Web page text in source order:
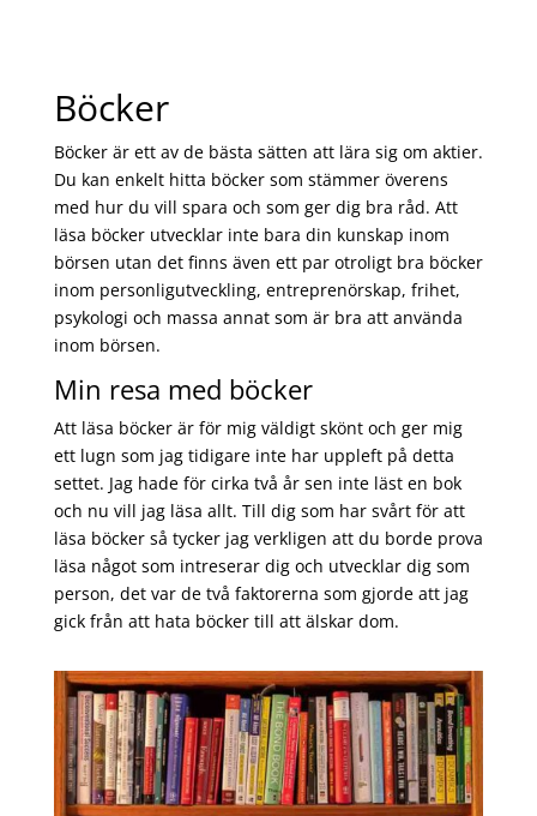
Böcker
Böcker är ett av de bästa sätten att lära sig om aktier.
Du kan enkelt hitta böcker som stämmer överens
med hur du vill spara och som ger dig bra råd. Att
läsa böcker utvecklar inte bara din kunskap inom
börsen utan det finns även ett par otroligt bra böcker
inom personligutveckling, entreprenörskap, frihet,
psykologi och massa annat som är bra att använda
inom börsen.
Min resa med böcker
Att läsa böcker är för mig väldigt skönt och ger mig
ett lugn som jag tidigare inte har uppleft på detta
settet. Jag hade för cirka två år sen inte läst en bok
och nu vill jag läsa allt. Till dig som har svårt för att
läsa böcker så tycker jag verkligen att du borde prova
läsa något som intreserar dig och utvecklar dig som
person, det var de två faktorerna som gjorde att jag
gick från att hata böcker till att älskar dom.